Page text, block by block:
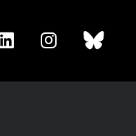
Share
LinkedIn
Share
Instagram